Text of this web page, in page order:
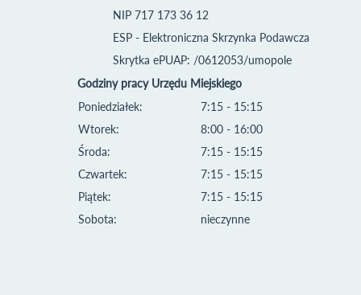
NIP 717 173 36 12
ESP - Elektroniczna Skrzynka Podawcza
Skrytka ePUAP: /0612053/umopole
Godziny pracy Urzędu Miejskiego
Poniedziałek:
Wtorek:
Środa:
Czwartek:
Piątek:
Sobota:
7:15 - 15:15
8:00 - 16:00
7:15 - 15:15
7:15 - 15:15
7:15 - 15:15
nieczynne